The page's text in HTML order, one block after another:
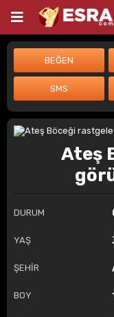
Ateş
DURUM
YAŞ
ŞEHİR
BOY